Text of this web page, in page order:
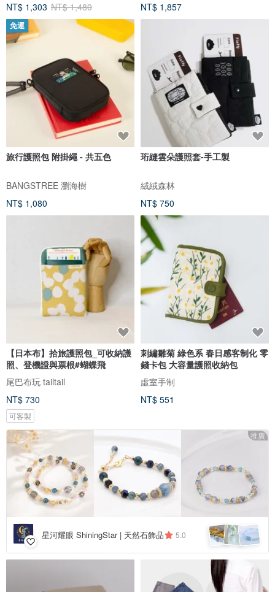
NT$ 1,303 NT$ 1,480
NT$ 1,857
免運
旅行護照包 附掛繩 - 共五色
BANGSTREE 瀏海樹
NT$ 1,080
珩縫雲朵護照套-手工製
絨絨森林
NT$ 750
【日本布】拾旅護照包_可收納護
照、登機證與票根#蝴蝶飛
尾巴布玩 tailtail
NT$ 730
可客製
刺繡雛菊 綠色系 春日感客制化 零
錢卡包 大容量護照收納包
虛室手制
NT$ 551
推廣
星河耀眼 ShiningStar | 天然石飾品 5.0